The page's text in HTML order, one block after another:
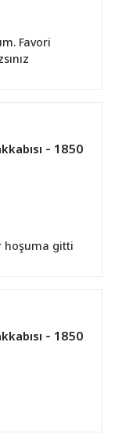
Favori
- 1850
hoşuma gitti
- 1850